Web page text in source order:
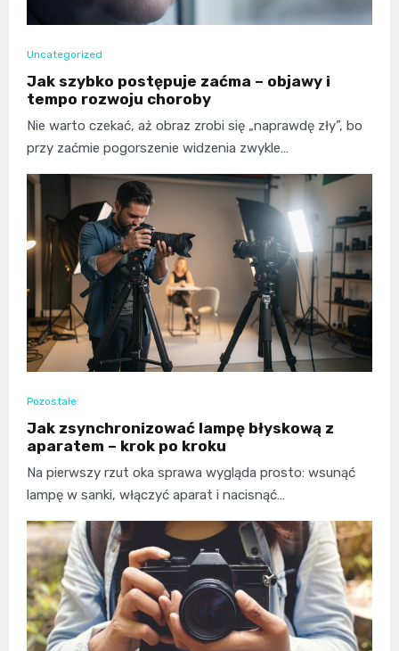
Uncategorized
Jak szybko postępuje zaćma – objawy i
tempo rozwoju choroby
Nie warto czekać, aż obraz zrobi się „naprawdę zły”, bo
przy zaćmie pogorszenie widzenia zwykle…
Pozostałe
Jak zsynchronizować lampę błyskową z
aparatem – krok po kroku
Na pierwszy rzut oka sprawa wygląda prosto: wsunąć
lampę w sanki, włączyć aparat i nacisnąć…